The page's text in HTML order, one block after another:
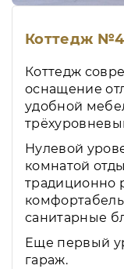
Коттедж №4
Коттедж
оснащение
удобной
Нулевой
комнатой
традиционно
санитарные
Еще первый
гараж.